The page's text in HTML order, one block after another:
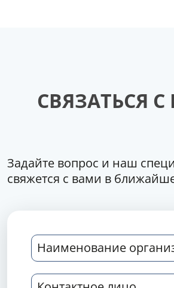
СВЯЗАТЬСЯ
Задайте вопрос и наш
свяжется с вами в